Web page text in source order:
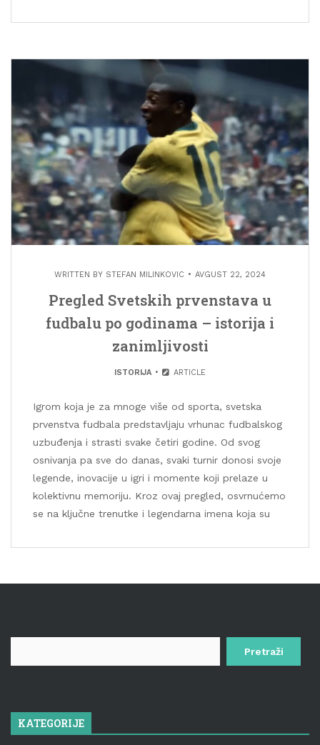
WRITTEN BY STEFAN MILINKOVIC AVGUST 22, 2024
Pregled Svetskih prvenstava u
fudbalu po godinama – istorija i
zanimljivosti
ISTORIJA ARTICLE
Igrom koja je za mnoge više od sporta, svetska
prvenstva fudbala predstavljaju vrhunac fudbalskog
uzbuđenja i strasti svake četiri godine. Od svog
osnivanja pa sve do danas, svaki turnir donosi svoje
legende, inovacije u igri i momente koji prelaze u
kolektivnu memoriju. Kroz ovaj pregled, osvrnućemo
se na ključne trenutke i legendarna imena koja su
KATEGORIJE